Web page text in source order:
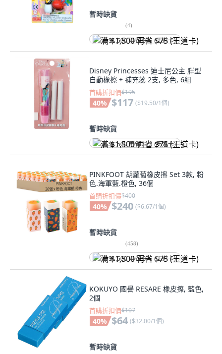
暫時缺貨
(4)
满 $1,500 再省 $75 (王道卡)
Disney Princesses 迪士尼公主 胖型
自動橡擦 + 補充蕊 2支, 多色, 6組
首購折扣價$195
40% $117 ($19.50/1個)
暫時缺貨
满 $1,500 再省 $75 (王道卡)
PINKFOOT 胡蘿蔔橡皮擦 Set 3款, 粉
色.海軍藍.橙色, 36個
首購折扣價$400
40% $240 ($6.67/1個)
暫時缺貨
(458)
满 $1,500 再省 $75 (王道卡)
KOKUYO 國譽 RESARE 橡皮擦, 藍色,
2個
首購折扣價$107
40% $64 ($32.00/1個)
暫時缺貨